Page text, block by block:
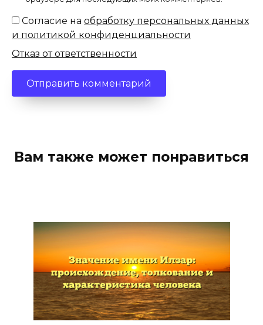
Согласие на обработку персональных данных
и политикой конфиденциальности
Отказ от ответственности
Вам также может понравиться